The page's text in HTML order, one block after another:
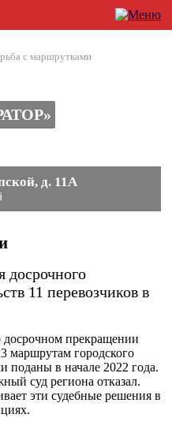
с маршрутками
д. 11А
досрочного
11 перевозчиков в
досрочном прекращении
маршрутам городского
поданы в начале 2022 года.
суд региона отказал.
эти судебные решения в